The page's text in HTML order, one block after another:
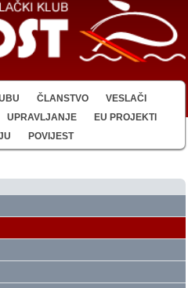
ČLANSTVO
VESLAČI
UPRAVLJANJE
EU PROJEKTI
POVIJEST